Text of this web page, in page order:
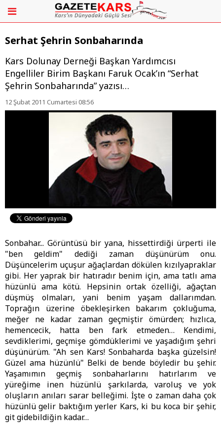
Serhat Şehrin Sonbaharında
Kars Dolunay Derneği Başkan Yardımcısı
Engelliler Birim Başkanı Faruk Ocak’ın “Serhat
Şehrin Sonbaharında” yazısı…
12 Şubat 2011 Cumartesi 08:56
Sonbahar... Görüntüsü bir yana, hissettirdiği ürperti ile
"ben geldim" dediği zaman düşünürüm onu.
Düşüncelerim uçuşur ağaçlardan dökülen kızılyapraklar
gibi. Her yaprak bir hatıradır benim için, ama tatlı ama
hüzünlü ama kötü. Hepsinin ortak özelliği, ağaçtan
düşmüş olmaları, yani benim yaşam dallarımdan.
Toprağın üzerine öbekleşirken bakarım çokluğuma,
meğer ne kadar zaman geçmiştir ömürden; hızlıca,
hemencecik, hatta ben fark etmeden… Kendimi,
sevdiklerimi, geçmişe gömdüklerimi ve yaşadığım şehri
düşünürüm. "Ah sen Kars! Sonbaharda başka güzelsin!
Güzel ama hüzünlü" Belki de bende böyledir bu şehir.
Yaşamımın geçmiş sonbaharlarını hatırlarım ve
yüreğime inen hüzünlü şarkılarda, varoluş ve yok
oluşların anıları sarar belleğimi. İşte o zaman daha çok
hüzünlü gelir baktığım yerler Kars, ki bu koca bir şehir,
git gidebildiğin kadar…